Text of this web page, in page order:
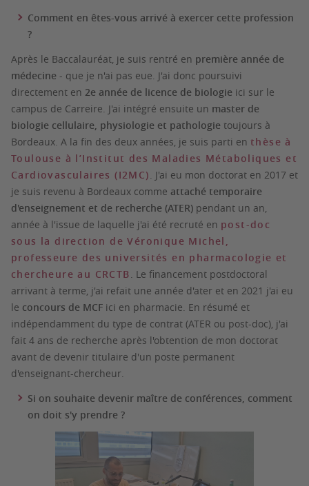
Comment en êtes-vous arrivé à exercer cette profession
?
Après le Baccalauréat, je suis rentré en première année de
médecine - que je n'ai pas eue. J'ai donc poursuivi
directement en 2e année de licence de biologie ici sur le
campus de Carreire. J'ai intégré ensuite un master de
biologie cellulaire, physiologie et pathologie toujours à
Bordeaux. A la fin des deux années, je suis parti en thèse à
Toulouse à l’Institut des Maladies Métaboliques et
Cardiovasculaires (I2MC). J'ai eu mon doctorat en 2017 et
je suis revenu à Bordeaux comme attaché temporaire
d'enseignement et de recherche (ATER) pendant un an,
année à l'issue de laquelle j'ai été recruté en post-doc
sous la direction de Véronique Michel,
professeure des universités en pharmacologie et
chercheure au CRCTB. Le financement postdoctoral
arrivant à terme, j'ai refait une année d'ater et en 2021 j'ai eu
le concours de MCF ici en pharmacie. En résumé et
indépendamment du type de contrat (ATER ou post-doc), j'ai
fait 4 ans de recherche après l'obtention de mon doctorat
avant de devenir titulaire d'un poste permanent
d'enseignant-chercheur.
Si on souhaite devenir maître de conférences, comment
on doit s'y prendre ?